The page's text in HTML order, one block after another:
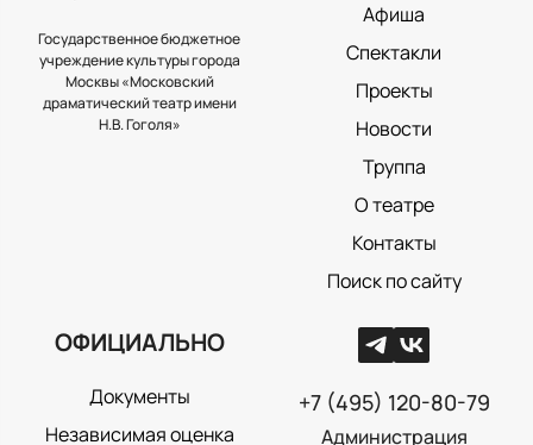
Государственное бюджетное
учреждение культуры города
Москвы «Московский
драматический театр имени
Н.В. Гоголя»
Афиша
Спектакли
Проекты
Новости
Труппа
О театре
Контакты
Поиск по сайту
ОФИЦИАЛЬНО
Документы
Независимая оценка
+7 (495) 120-80-79
Администрация